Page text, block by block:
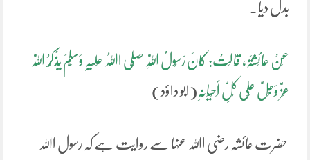
بدل دیا۔
عَنْ عَائِشَۃَ، قَالَتْ: کَانَ رَسُولُ اللَّہِ صَلَّی اﷲُ عَلَیْہِ وَسَلَّمَ یَذْکُرُ اللَّہَ
عَزَّ وَجَلَّ عَلَی کُلِّ أَحْیَانِہِ (ابو داؤد)
حضرت عائشہ رضی اﷲ عنہا سے روایت ہے کہ رسول اﷲ